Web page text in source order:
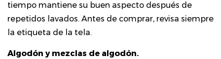
2.3
Punto
tiempo mantiene su buen aspecto después de
repetidos lavados. Antes de comprar, revisa siempre
la etiqueta de la tela.
Algodón y mezclas de algodón.